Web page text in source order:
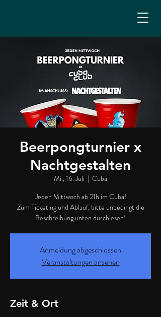
Beerpongturnier x
Nachtgestalten
Mi., 16. Juli
  |
Cuba
Jeden Mittwoch ab 21h im Cuba!
Zum Ticketing und Ablauf, bitte unbedingt die
Beschreibung unten durchlesen!
Anmeldung abgeschlossen
Veranstaltungen ansehen
Zeit & Ort